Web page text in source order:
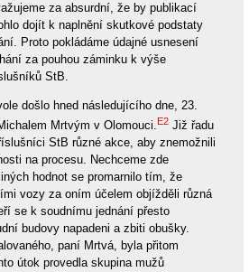
za absurdní, že by publikací
dojít k naplnění skutkové podstaty
Proto pokládáme údajné usnesení
za pouhou záminku k výše
StB.
došlo hned následujícího dne, 23.
Mrtvým v Olomouci.E2Již řadu
StB různé akce, aby znemožnili
na procesu. Nechceme zde
hodnot se promarnilo tím, že
vozy za oním účelem objížděli různá
se k soudnímu jednání přesto
budovy napadeni a zbiti obušky.
paní Mrtvá, byla přitom
útok provedla skupina mužů